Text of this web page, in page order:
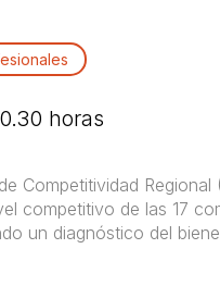
horas
Competitividad Regional
competitivo de las 17
un diagnóstico del